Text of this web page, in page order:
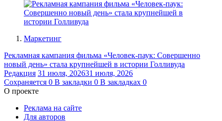
Маркетинг
Рекламная кампания фильма «Человек-паук: Совершенно
новый день» стала крупнейшей в истории Голливуда
Редакция 31 июля, 202631 июля, 2026
Сохраняется 0 В закладки 0 В закладках 0
О проекте
Реклама на сайте
Для авторов